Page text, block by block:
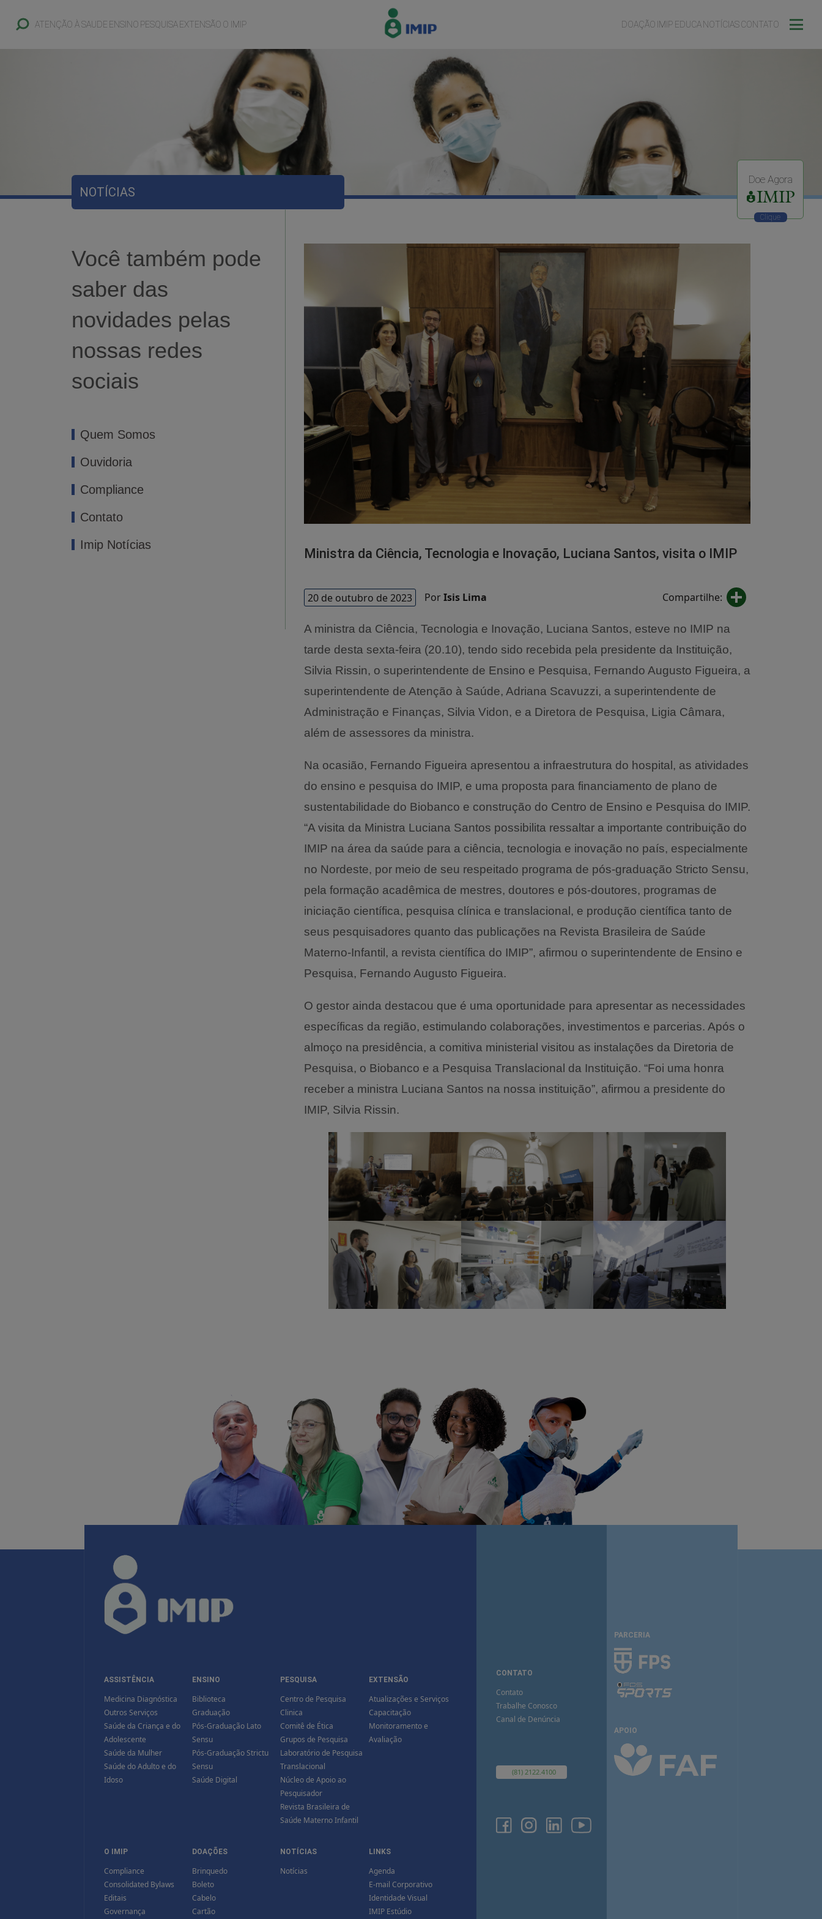
ATENÇÃO À SAUDE ENSINO PESQUISAEXTENSÃO O IMIP DOAÇÃO IMIP EDUCANOTÍCIASCONTATO
NOTÍCIAS
Doe Agora
Você também pode
saber das
novidades pelas
nossas redes
sociais
Quem Somos
Ouvidoria
Compliance
Contato
Imip Notícias
Ministra da Ciência, Tecnologia e Inovação, Luciana Santos, visita o IMIP
20 de outubro de 2023 PorIsis Lima Compartilhe:
A ministra da Ciência, Tecnologia e Inovação, Luciana Santos, esteve no IMIP na
tarde desta sexta-feira (20.10), tendo sido recebida pela presidente da Instituição,
Silvia Rissin, o superintendente de Ensino e Pesquisa, Fernando Augusto Figueira, a
superintendente de Atenção à Saúde, Adriana Scavuzzi, a superintendente de
Administração e Finanças, Silvia Vidon, e a Diretora de Pesquisa, Ligia Câmara,
além de assessores da ministra.
Na ocasião, Fernando Figueira apresentou a infraestrutura do hospital, as atividades
do ensino e pesquisa do IMIP, e uma proposta para financiamento de plano de
sustentabilidade do Biobanco e construção do Centro de Ensino e Pesquisa do IMIP.
“A visita da Ministra Luciana Santos possibilita ressaltar a importante contribuição do
IMIP na área da saúde para a ciência, tecnologia e inovação no país, especialmente
no Nordeste, por meio de seu respeitado programa de pós-graduação Stricto Sensu,
pela formação acadêmica de mestres, doutores e pós-doutores, programas de
iniciação científica, pesquisa clínica e translacional, e produção científica tanto de
seus pesquisadores quanto das publicações na Revista Brasileira de Saúde
Materno-Infantil, a revista científica do IMIP”, afirmou o superintendente de Ensino e
Pesquisa, Fernando Augusto Figueira.
O gestor ainda destacou que é uma oportunidade para apresentar as necessidades
específicas da região, estimulando colaborações, investimentos e parcerias. Após o
almoço na presidência, a comitiva ministerial visitou as instalações da Diretoria de
Pesquisa, o Biobanco e a Pesquisa Translacional da Instituição. “Foi uma honra
receber a ministra Luciana Santos na nossa instituição”, afirmou a presidente do
IMIP, Silvia Rissin.
ASSISTÊNCIA
Medicina Diagnóstica
Outros Serviços
Saúde da Criança e do
Adolescente
Saúde da Mulher
Saúde do Adulto e do
Idoso
ENSINO
Biblioteca
Graduação
Pós-Graduação Lato
Sensu
Pós-Graduação Strictu
Sensu
Saúde Digital
PESQUISA
Centro de Pesquisa
Clinica
Comitê de Ética
Grupos de Pesquisa
Laboratório de Pesquisa
Translacional
Núcleo de Apoio ao
Pesquisador
Revista Brasileira de
Saúde Materno Infantil
EXTENSÃO
Atualizações e Serviços
Capacitação
Monitoramento e
Avaliação
O IMIP
Compliance
Consolidated Bylaws
Editais
Governança
DOAÇÕES
Brinquedo
Boleto
Cabelo
Cartão
NOTÍCIAS
Notícias
LINKS
Agenda
E-mail Corporativo
Identidade Visual
IMIP Estúdio
CONTATO
Contato
Trabalhe Conosco
Canal de Denúncia
(81) 2122.4100
PARCERIA
APOIO